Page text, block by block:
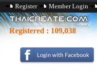
Register Member Login
Registered : 109,038